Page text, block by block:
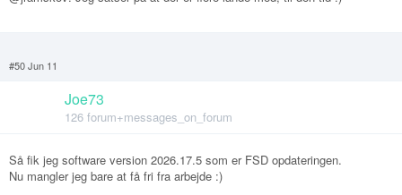
#50 Jun 11
Joe73
126 forum+messages_on_forum
Så fik jeg software version 2026.17.5 som er FSD opdateringen.
Nu mangler jeg bare at få fri fra arbejde :)